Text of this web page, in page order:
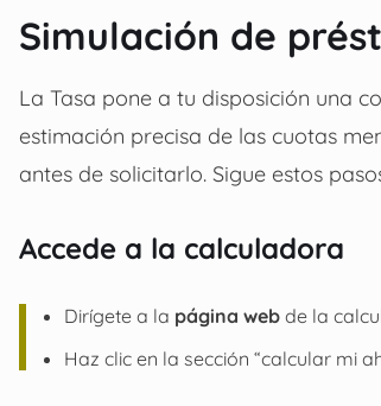
Simulación de
La Tasa pone a tu disposición una
estimación precisa de las cuotas
antes de solicitarlo. Sigue estos
Accede a la calculadora
Dirígete a la página web de la
Haz clic en la sección “calcular mi